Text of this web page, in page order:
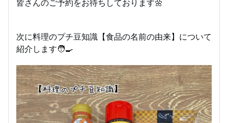
次に料理のプチ豆知識【食品の名前の由来】について
紹介します🧑‍🍳